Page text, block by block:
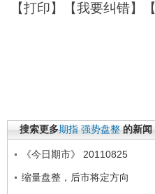
【打印】【我要纠错】【
搜索更多期指 强势盘整 的新闻
《今日期市》 20110825
缩量盘整，后市将定方向